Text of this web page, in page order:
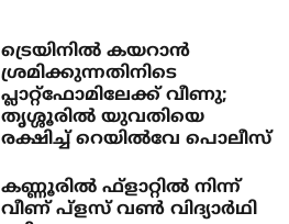
ട്രെയിനില്‍ കയറാന്‍
ശ്രമിക്കുന്നതിനിടെ
പ്ലാറ്റ്‌ഫോമിലേക്ക് വീണു;
തൃശ്ശൂരില്‍ യുവതിയെ
രക്ഷിച്ച് റെയില്‍വേ പൊലീസ്
കണ്ണൂരിൽ ഫ്ളാറ്റിൽ നിന്ന്
വീണ് പ്ളസ് വൺ വിദ്യാർഥി